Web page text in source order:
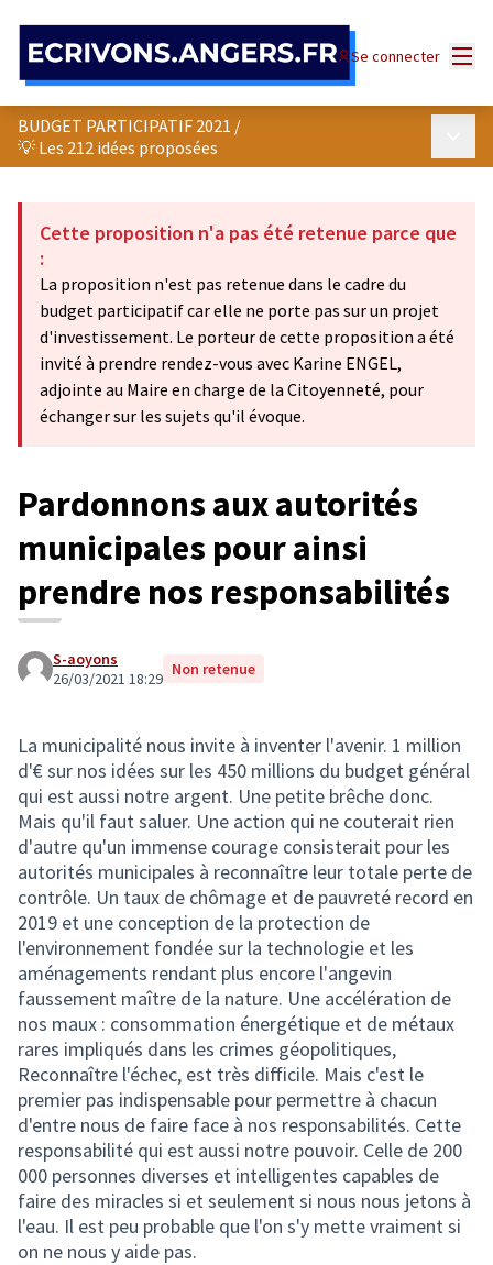
Se connecter
BUDGET PARTICIPATIF 2021 /
💡 Les 212 idées proposées
Cette proposition n'a pas été retenue parce que
:
La proposition n'est pas retenue dans le cadre du
budget participatif car elle ne porte pas sur un projet
d'investissement. Le porteur de cette proposition a été
invité à prendre rendez-vous avec Karine ENGEL,
adjointe au Maire en charge de la Citoyenneté, pour
échanger sur les sujets qu'il évoque.
Pardonnons aux autorités
municipales pour ainsi
prendre nos responsabilités
S-aoyons
26/03/2021 18:29 Non retenue
La municipalité nous invite à inventer l'avenir. 1 million
d'€ sur nos idées sur les 450 millions du budget général
qui est aussi notre argent. Une petite brêche donc.
Mais qu'il faut saluer. Une action qui ne couterait rien
d'autre qu'un immense courage consisterait pour les
autorités municipales à reconnaître leur totale perte de
contrôle. Un taux de chômage et de pauvreté record en
2019 et une conception de la protection de
l'environnement fondée sur la technologie et les
aménagements rendant plus encore l'angevin
faussement maître de la nature. Une accélération de
nos maux : consommation énergétique et de métaux
rares impliqués dans les crimes géopolitiques,
Reconnaître l'échec, est très difficile. Mais c'est le
premier pas indispensable pour permettre à chacun
d'entre nous de faire face à nos responsabilités. Cette
responsabilité qui est aussi notre pouvoir. Celle de 200
000 personnes diverses et intelligentes capables de
faire des miracles si et seulement si nous nous jetons à
l'eau. Il est peu probable que l'on s'y mette vraiment si
on ne nous y aide pas.